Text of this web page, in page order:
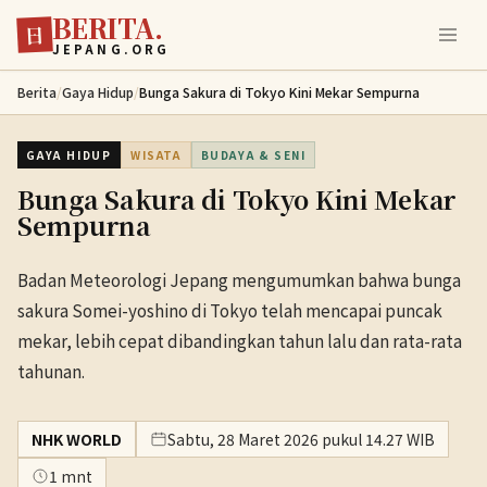
Lewati ke konten utama
日 BERITA.
JEPANG.ORG
Berita/Gaya Hidup/Bunga Sakura di Tokyo Kini Mekar Sempurna
GAYA HIDUP WISATA BUDAYA & SENI
Bunga Sakura di Tokyo Kini Mekar
Sempurna
Badan Meteorologi Jepang mengumumkan bahwa bunga
sakura Somei-yoshino di Tokyo telah mencapai puncak
mekar, lebih cepat dibandingkan tahun lalu dan rata-rata
tahunan.
NHK WORLD
Sabtu, 28 Maret 2026 pukul 14.27 WIB
1 mnt